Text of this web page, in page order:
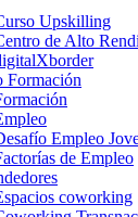
Upskilling
de Alto
Formación
Empleo
de Empleo
coworking